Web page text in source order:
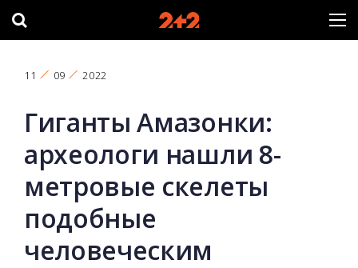
11 09 2022
Гиганты Амазонки:
археологи нашли 8-
метровые скелеты
подобные
человеческим